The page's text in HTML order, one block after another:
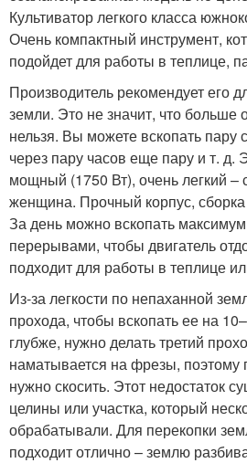
Культиватор легкого класса
Очень компактный инструмент,
подойдет для работы в теплице,
Производитель рекомендует его
земли. Это не значит, что больше
нельзя. Вы можете вскопать пару
через пару часов еще пару и т. д.
мощный (1750 Вт), очень легкий –
женщина. Прочный корпус, сборка
За день можно вскопать максимум
перерывами, чтобы двигатель
подходит для работы в теплице
Из-за легкости по непаханной
прохода, чтобы вскопать ее на
глубже, нужно делать третий
наматывается на фрезы, поэтому
нужно скосить. Этот недостаток
целины или участка, который
обрабатывали. Для перекопки
подходит отлично – землю